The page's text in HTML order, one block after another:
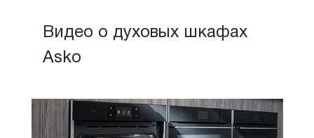
Видео о духовых шкафах
Asko